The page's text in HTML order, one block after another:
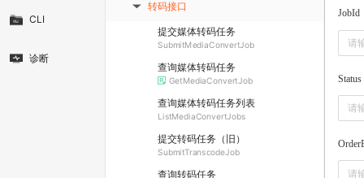
CLI
诊断
▶ 转码接口
提交媒体转码任务
SubmitMediaConvertJob
查询媒体转码任务
GetMediaConvertJob
查询媒体转码任务列表
ListMediaConvertJobs
提交转码任务（旧）
SubmitTranscodeJob
查询转码任务
JobId
Status